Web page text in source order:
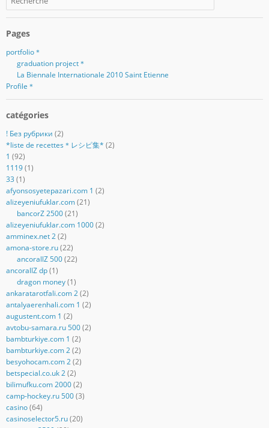
Pages
portfolio＊
graduation project＊
La Biennale Internationale 2010 Saint Etienne
Profile＊
catégories
! Без рубрики (2)
*liste de recettes＊レシピ集* (2)
1 (92)
1119(1)
33 (1)
afyonsosyetepazari.com 1 (2)
alizeyeniufuklar.com(21)
bancorZ 2500(21)
alizeyeniufuklar.com 1000(2)
amminex.net 2(2)
amona-store.ru(22)
ancorallZ 500(22)
ancorallZ dp(1)
dragon money(1)
ankaratarotfali.com 2(2)
antalyaerenhali.com 1 (2)
augustent.com 1 (2)
avtobu-samara.ru 500(2)
bambturkiye.com 1 (2)
bambturkiye.com 2(2)
besyohocam.com 2(2)
betspecial.co.uk 2(2)
bilimufku.com 2000(2)
camp-hockey.ru 500(3)
casino(64)
casinoselector5.ru(20)